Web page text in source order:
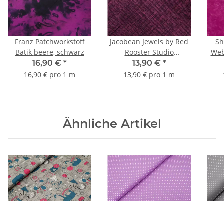
Franz Patchworkstoff
Batik beere, schwarz
16,90 € *
16,90 € pro 1 m
Jacobean Jewels by Red
Rooster Studio
Patchworkstoff
Gewebeoptik bordeux
13,90 € *
13,90 € pro 1 m
Ähnliche Artikel